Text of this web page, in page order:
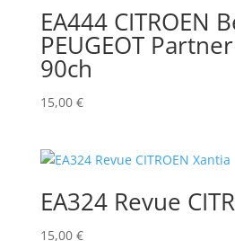
EA444 CITROEN
PEUGEOT
90ch
15,00 €
EA324 Revue
15,00 €